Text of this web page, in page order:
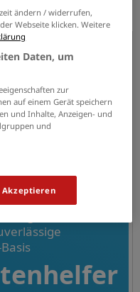
d)
ändern / widerrufen,
Webseite klicken. Weitere
Daten, um
zur
auf einem Gerät speichern
und Inhalte, Anzeigen- und
und
Akzeptieren